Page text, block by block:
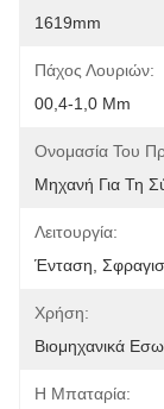
1619mm
Πάχος Λουριών:
00,4-1,0 Mm
Ονομασία Του
Μηχανή Για Τη
Λειτουργία:
Ένταση,
Χρήση:
Βιομηχανικά
Η Μπαταρία: